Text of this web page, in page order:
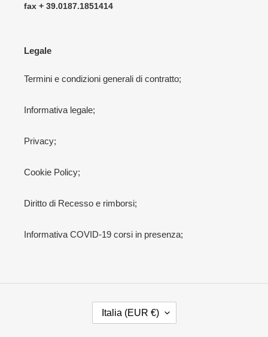
fax + 39.0187.1851414
Legale
Termini e condizioni generali di contratto;
Informativa legale;
Privacy;
Cookie Policy;
Diritto di Recesso e rimborsi;
Informativa COVID-19 corsi in presenza;
Italia (EUR €)